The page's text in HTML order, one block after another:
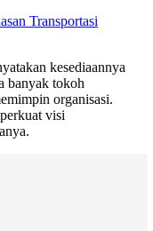
Transportasi
kesediaannya
banyak tokoh
organisasi.
visi